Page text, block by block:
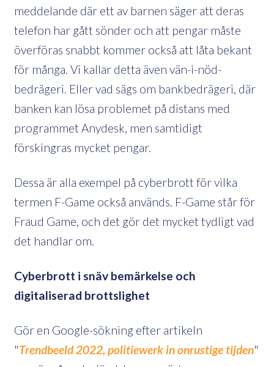
meddelande där ett av barnen säger att deras
telefon har gått sönder och att pengar måste
överföras snabbt kommer också att låta bekant
för många. Vi kallar detta även vän-i-nöd-
bedrägeri. Eller vad sägs om bankbedrägeri, där
banken kan lösa problemet på distans med
programmet Anydesk, men samtidigt
förskingras mycket pengar.
Dessa är alla exempel på cyberbrott för vilka
termen F-Game också används. F-Game står för
Fraud Game, och det gör det mycket tydligt vad
det handlar om.
Cyberbrott i snäv bemärkelse och
digitaliserad brottslighet
Gör en Google-sökning efter artikeln
"Trendbeeld 2022, politiewerk in onrustige tijden"